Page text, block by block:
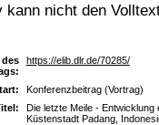
kann nicht den
des
https://elib.dlr.de/70285/
Konferenzbeitrag (Vortrag)
Die letzte Meile -
Küstenstadt Padang,